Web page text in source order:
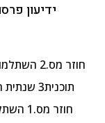
ידיעון פרסומי
חוזר מס.2 השתלמות חוג כלנית לפרוזדור ירושלים , 8.4.2025
תוכנית3 שנתית השתלמויות חוג כלנית 2024-25, תשפ"ה
חוזר מס.1 השתלמות חוג כלנית לגליל-העליון, 3.4.2025